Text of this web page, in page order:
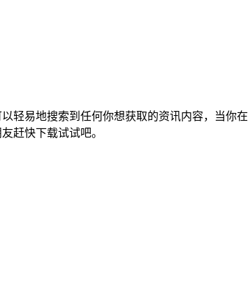
轻易地搜索到任何你想获取的资讯内容，当你在
赶快下载试试吧。